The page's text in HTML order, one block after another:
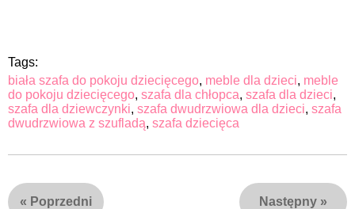
Tags:
biała szafa do pokoju dziecięcego, meble dla dzieci, meble
do pokoju dziecięcego, szafa dla chłopca, szafa dla dzieci,
szafa dla dziewczynki, szafa dwudrzwiowa dla dzieci, szafa
dwudrzwiowa z szufladą, szafa dziecięca
« Poprzedni Następny »